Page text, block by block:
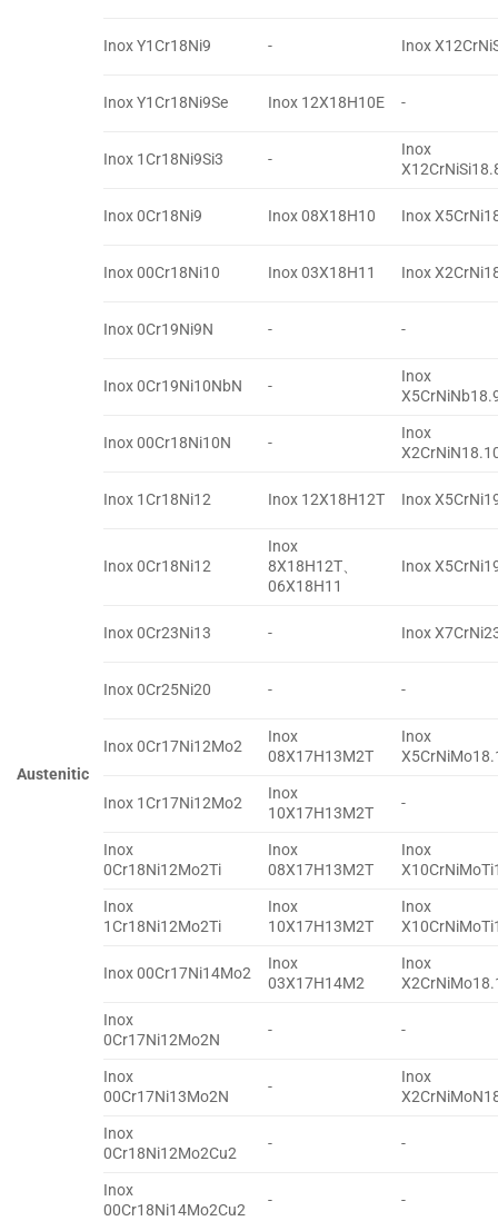
Austenitic
Inox Y1Cr18Ni9 - Inox
Inox Y1Cr18Ni9Se Inox 12X18H10E -
Inox 1Cr18Ni9Si3 -
Inox
Inox 0Cr18Ni9 Inox 08X18H10 Inox
Inox 00Cr18Ni10 Inox 03X18H11 Inox
Inox 0Cr19Ni9N - -
Inox 0Cr19Ni10NbN -
Inox
Inox 00Cr18Ni10N -
Inox
Inox 1Cr18Ni12 Inox 12X18H12T Inox
Inox 0Cr18Ni12
Inox
8X18H12T、
06X18H11
Inox
Inox 0Cr23Ni13 - Inox
Inox 0Cr25Ni20 - -
Inox 0Cr17Ni12Mo2
Inox
08X17H13M2T
Inox
Inox 1Cr17Ni12Mo2
Inox
10X17H13M2T
-
Inox
0Cr18Ni12Mo2Ti
Inox
08X17H13M2T
Inox
Inox
1Cr18Ni12Mo2Ti
Inox
10X17H13M2T
Inox
Inox 00Cr17Ni14Mo2
Inox
03X17H14M2
Inox
Inox
0Cr17Ni12Mo2N
- -
Inox
00Cr17Ni13Mo2N
-
Inox
Inox
0Cr18Ni12Mo2Cu2
- -
Inox
00Cr18Ni14Mo2Cu2
- -